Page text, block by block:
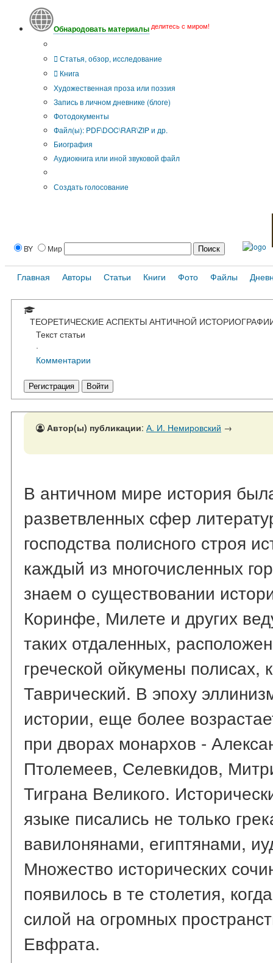
Обнародовать материалы делитесь с миром!
Статья, обзор, исследование
Книга
Художественная проза или поэзия
Запись в личном дневнике (блоге)
Фотодокументы
Файл(ы): PDF\DOC\RAR\ZIP и др.
Биография
Аудиокнига или иной звуковой файл
Создать голосование
BY Мир
Главная Авторы Статьи Книги Фото Файлы
ТЕОРЕТИЧЕСКИЕ АСПЕКТЫ АНТИЧНОЙ
Текст статьи
·
Комментарии
Регистрация Войти
Автор(ы) публикации: А. И. Немировский →
В античном мире история
разветвленных сфер
господства полисного строя
каждый из многочисленных
знаем о существовании
Коринфе, Милете и других
таких отдаленных,
греческой ойкумены
Таврический. В эпоху
истории, еще более
при дворах монархов -
Птолемеев, Селевкидов,
Тиграна Великого.
языке писались не только
вавилонянами, египтянами,
Множество исторических
появилось в те столетия,
силой на огромных
Евфрата.